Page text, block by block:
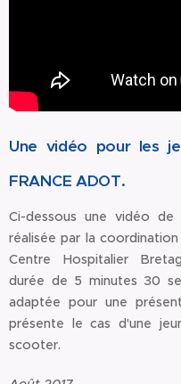
Une vidéo pour les
FRANCE ADOT.
Ci-dessous une vidéo de
réalisée par la
Centre Hospitalier
durée de 5 minutes 30
adaptée pour une
présente le cas d'une
scooter.